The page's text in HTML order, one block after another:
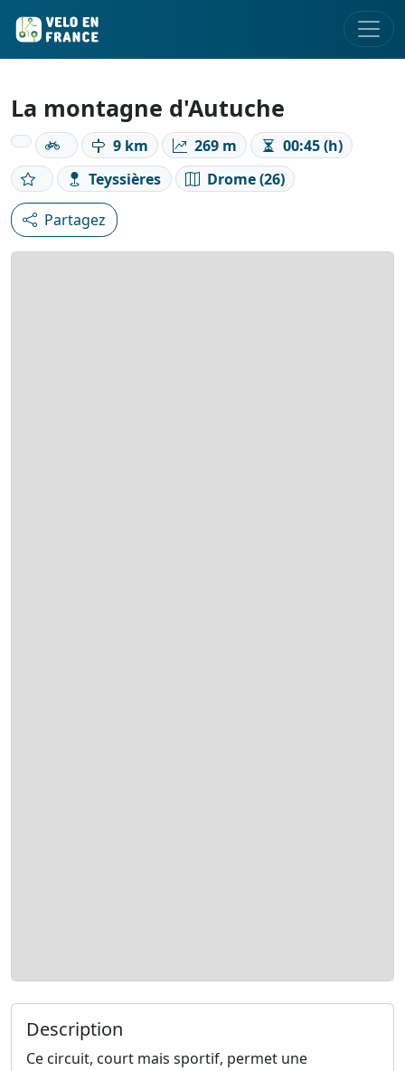
La montagne d'Autuche
9 km 269 m
00:45 (h)
Teyssières
Drome (26)
Partagez
Description
Ce circuit, court mais sportif, permet une